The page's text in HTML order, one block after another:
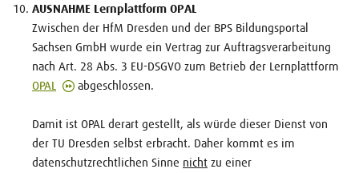
AUSNAHME Lernplattform OPAL
Zwischen der HfM Dresden und der BPS Bildungsportal
Sachsen GmbH wurde ein Vertrag zur Auftragsverarbeitung
nach Art. 28 Abs. 3 EU-DSGVO zum Betrieb der Lernplattform
OPAL
abgeschlossen.
Damit ist OPAL derart gestellt, als würde dieser Dienst von
der TU Dresden selbst erbracht. Daher kommt es im
datenschutzrechtlichen Sinne nicht zu einer